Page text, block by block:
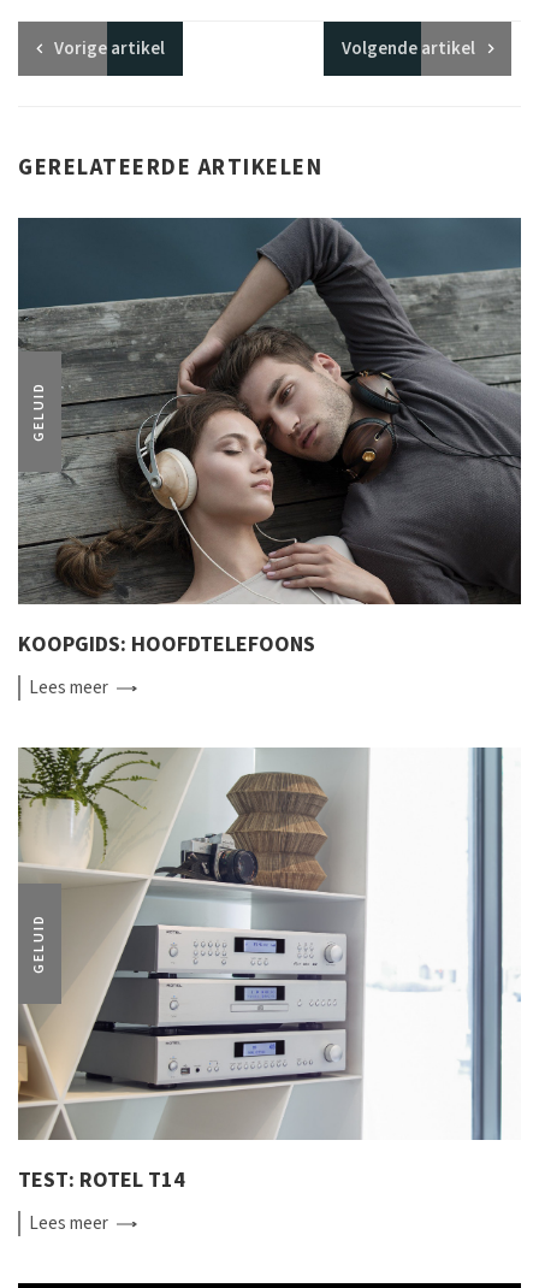
Vorigeartikel Volgendeartikel
GERELATEERDE ARTIKELEN
GELUID
KOOPGIDS: HOOFDTELEFOONS
Leesmeer
GELUID
TEST: ROTEL T14
Leesmeer